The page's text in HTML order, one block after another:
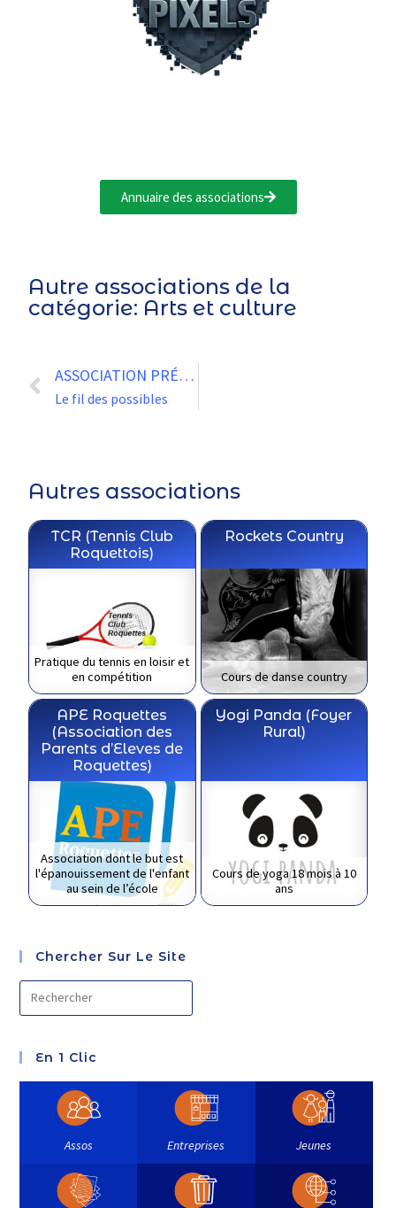
Annuaire des associations
Autre associations de la
catégorie: Arts et culture
ASSOCIATION PRÉCÉDENTE
Le fil des possibles
Autres associations
TCR (Tennis Club
Roquettois)
Pratique du tennis en loisir et
en compétition
Rockets Country
Cours de danse country
APE Roquettes
(Association des
Parents d’Eleves de
Roquettes)
Association dont le but est
l'épanouissement de l'enfant
au sein de l’école
Yogi Panda (Foyer
Rural)
Cours de yoga 18 mois à 10
ans
Chercher Sur Le Site
En 1 Clic
Assos Entreprises Jeunes